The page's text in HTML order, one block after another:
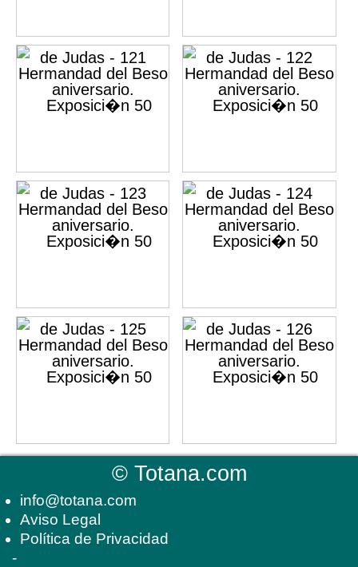
©Totana.com
info@totana.com
Aviso Legal
Política de Privacidad
-